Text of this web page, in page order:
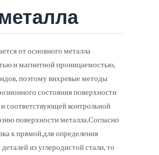
от основного металла
и магнитной проницаемостью,
поэтому вихревые методы
состояния поверхности
соответствующей контрольной
поверхности металла.Согласно
к прямой.для определения
из углеродистой стали, то